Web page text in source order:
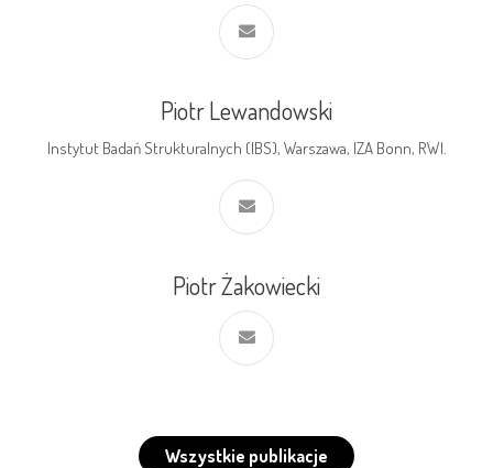
Piotr Lewandowski
Instytut Badań Strukturalnych (IBS), Warszawa, IZA Bonn, RWI.
Piotr Żakowiecki
Wszystkie publikacje